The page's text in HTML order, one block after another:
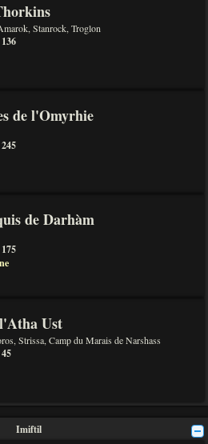
, Stanrock, Troglon
136
de l'Omyrhie
245
de Darhàm
175
Ust
, Strissa, Camp du Marais de Narshass
45
Imiftil